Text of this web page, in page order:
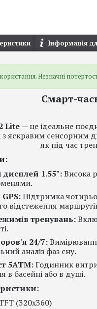
Інформація
Незначні
Смарт-
Lite— це ідеальне
яскравим сенсорним
як під час
1.55":Висока
Підтримка
відстеження
тренувань:
24/7:
аналіз фаз сну.
5ATM:Годинник
в басейні або в душі.
(320x360)